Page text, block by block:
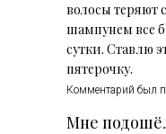
волосы теряют
шампунем все
сутки. Ставлю
пятерочку.
Комментарий был
Мне